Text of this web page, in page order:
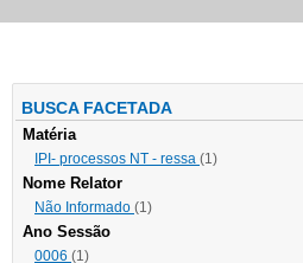
BUSCA FACETADA
Matéria
IPI- processos NT - ressa (1)
Nome Relator
Não Informado (1)
Ano Sessão
0006 (1)